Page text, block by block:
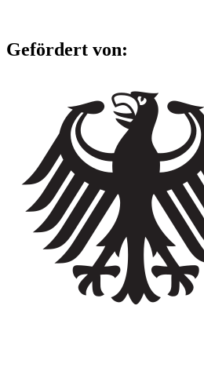
Gefördert von: